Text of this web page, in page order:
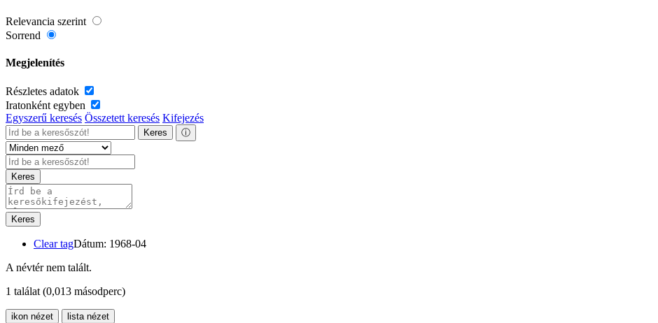
Relevancia szerint
Sorrend
Megjelenítés
Részletes adatok
Iratonként egyben
Egyszerű keresés Összetett keresés Kifejezés
Keres ⓘ
Keres
Keres
Clear tagDátum: 1968-04
A névtér nem talált.
1 találat (0,013 másodperc)
ikon nézet lista nézet